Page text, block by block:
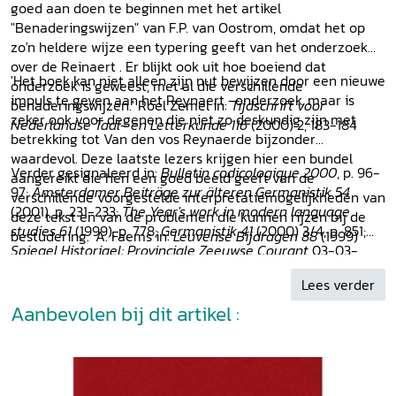
goed aan doen te beginnen met het artikel
"Benaderingswijzen" van F.P. van Oostrom, omdat het op
zo'n heldere wijze een typering geeft van het onderzoek
over de Reinaert . Er blijkt ook uit hoe boeiend dat
onderzoek is geweest, met al die verschillende
benaderingswijzen.' Roel Zemel in:Tijdschrift voor
Nederlandse Taal- en Letterkunde 116(2000) 2, 183-184
'Het boek kan niet alleen zijn nut bewijzen door een nieuwe
impuls te geven aan het Reynaert -onderzoek, maar is
zeker ook voor degenen die niet zo deskundig zijn met
betrekking tot Van den vos Reynaerde bijzonder
waardevol. Deze laatste lezers krijgen hier een bundel
aangereikt die hen een goed beeld geeft van de
verschillende voorgestelde interpretatiemogelijkheden van
deze tekst en van de problemen die kunnen rijzen bij de
bestudering.' A. Faems in:Leuvense Bijdragen 88(1999)
Verder gesignaleerd in: Bulletin codicologique 2000, p. 96-
97;Amsterdamer Beiträge zur älteren Germanistik 54
(2001), p. 231-233;The Year's work in modern language
studies 61(1999), p. 778;Germanistik 41(2000) 3/4, p. 851;
Spiegel Historiael; Provinciale Zeeuwse Courant03-03-
Lees verder
Aanbevolen bij dit artikel :